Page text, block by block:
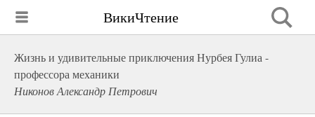
ВикиЧтение
Жизнь и удивительные приключения Нурбея Гулиа -
профессора механики
Никонов Александр Петрович